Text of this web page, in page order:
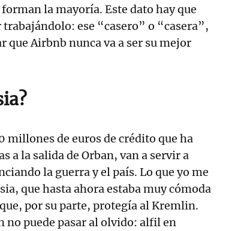
la mayoría. Este dato hay que
ese “casero” o “casera”,
que Airbnb nunca va a ser su mejor
millones de euros de crédito que ha
a la salida de Orban, van a servir a
la guerra y el país. Lo que yo me
que hasta ahora estaba muy cómoda
por su parte, protegía al Kremlin.
no puede pasar al olvido: alfil en